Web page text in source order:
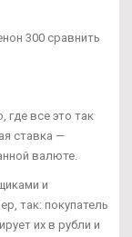
300 сравнить
где все это так
ставка —
валюте.
и
так: покупатель
их в рубли и